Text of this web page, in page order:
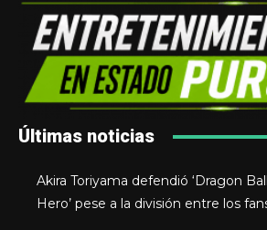
Últimas noticias
Akira Toriyama defendió ‘Dragon
Hero’ pese a la división entre los